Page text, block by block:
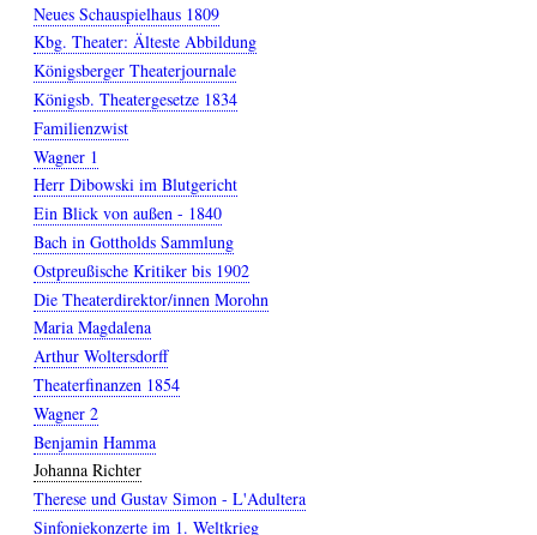
Neues Schauspielhaus 1809
Kbg. Theater: Älteste Abbildung
Königsberger Theaterjournale
Königsb. Theatergesetze 1834
Familienzwist
Wagner 1
Herr Dibowski im Blutgericht
Ein Blick von außen - 1840
Bach in Gottholds Sammlung
Ostpreußische Kritiker bis 1902
Die Theaterdirektor/innen Morohn
Maria Magdalena
Arthur Woltersdorff
Theaterfinanzen 1854
Wagner 2
Benjamin Hamma
Johanna Richter
Therese und Gustav Simon - L'Adultera
Sinfoniekonzerte im 1. Weltkrieg